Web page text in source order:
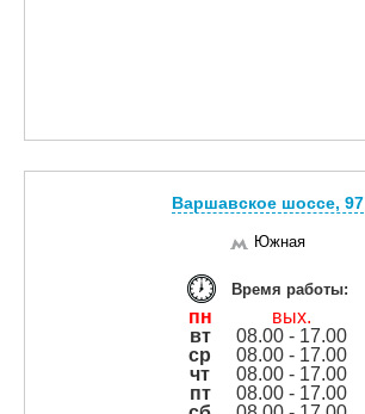
Варшавское шоссе, 97
Южная
Время работы:
пн
вых.
вт
08.00 - 17.00
ср
08.00 - 17.00
чт
08.00 - 17.00
пт
08.00 - 17.00